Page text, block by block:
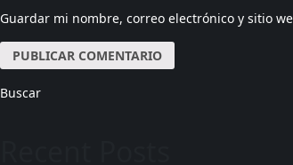
Guardar mi nombre, correo electrónico y sitio
Buscar